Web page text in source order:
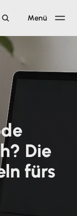
Menü
Die
fürs